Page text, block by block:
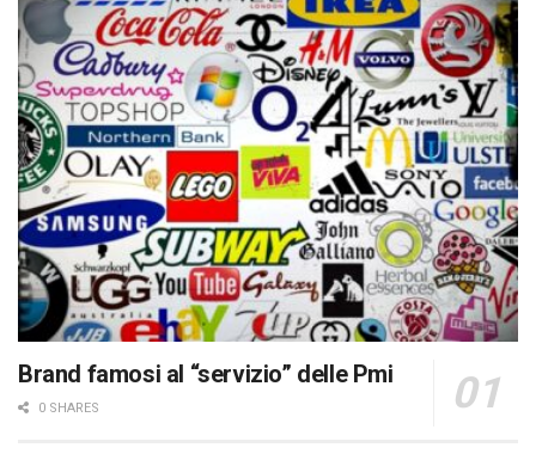
Brand famosi al “servizio” delle Pmi
0 SHARES